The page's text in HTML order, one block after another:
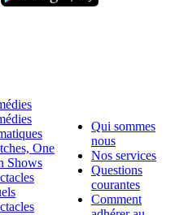
One
Shows
Qui sommes
nous
Nos services
Questions
courantes
Comment